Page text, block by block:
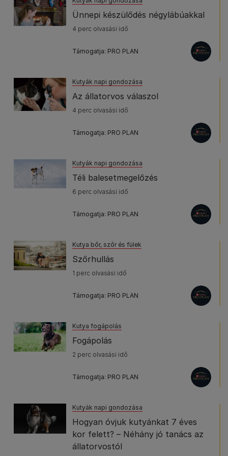
Ünnepi készülődés négylábúakkal
4 perc olvasási idő
Támogatja: PRO PLAN
Kutyák napi gondozása
Az állatorvos válaszol
4 perc olvasási idő
Támogatja: PRO PLAN
Kutyák napi gondozása
Téli balesetmegelőzés
6 perc olvasási idő
Támogatja: PRO PLAN
Kutya bőr, szőr és fülek
Szőrhullás
1 perc olvasási idő
Támogatja: PRO PLAN
Kutya fogápolás
Fogápolás
2 perc olvasási idő
Támogatja: PRO PLAN
Kutyák napi gondozása
Hogyan óvjuk kutyánkat 7 éves
kor felett? – Néhány jó tanács az
állatorvostól